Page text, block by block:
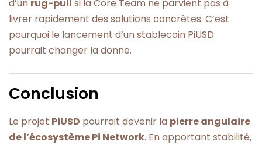
d’un rug-pull si la Core Team ne parvient pas à
livrer rapidement des solutions concrètes. C’est
pourquoi le lancement d’un stablecoin PiUSD
pourrait changer la donne.
Conclusion
Le projet PiUSD pourrait devenir la pierre angulaire
de l’écosystème Pi Network. En apportant stabilité,